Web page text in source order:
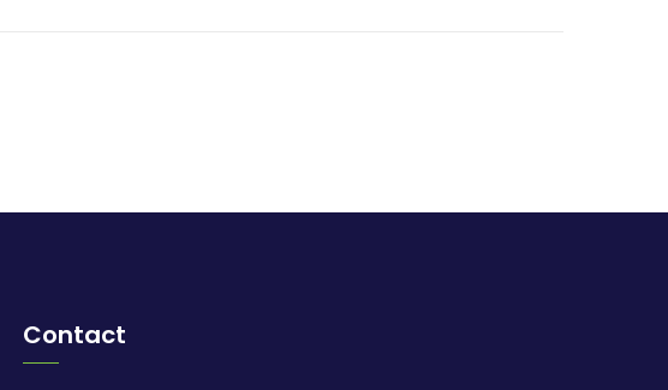
Contact